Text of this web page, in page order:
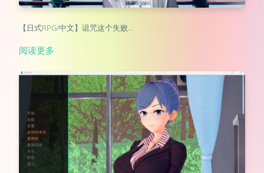
【日式RPG/中文】诅咒这个失败…
阅读更多